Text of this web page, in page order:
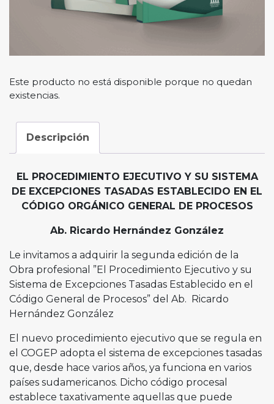
Este producto no está disponible porque no quedan
existencias.
Descripción
EL PROCEDIMIENTO EJECUTIVO Y SU SISTEMA
DE EXCEPCIONES TASADAS ESTABLECIDO EN EL
CÓDIGO ORGÁNICO GENERAL DE PROCESOS
Ab. Ricardo Hernández González
Le invitamos a adquirir la segunda edición de la
Obra profesional ”El Procedimiento Ejecutivo y su
Sistema de Excepciones Tasadas Establecido en el
Código General de Procesos” del Ab. Ricardo
Hernández González
El nuevo procedimiento ejecutivo que se regula en
el COGEP adopta el sistema de excepciones tasadas
que, desde hace varios años, ya funciona en varios
países sudamericanos. Dicho código procesal
establece taxativamente aquellas que puede